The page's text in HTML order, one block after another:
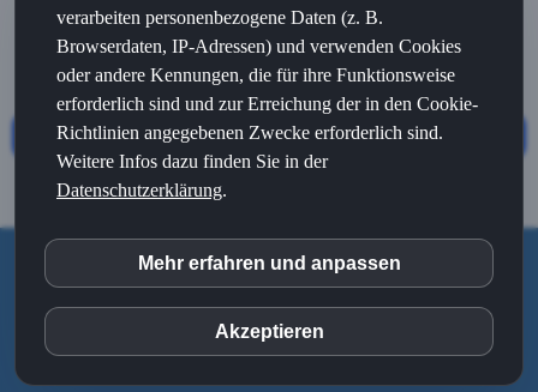
Damit dieser Inhalt funktioniert, ist Ihre Zustimmung
erforderlich!
Datenschutzeinstellungen
© 2023 - 2026
Impressum|Webdesign Dortmund
verarbeiten personenbezogene Daten (z. B.
Browserdaten, IP-Adressen) und verwenden Cookies
oder andere Kennungen, die für ihre Funktionsweise
erforderlich sind und zur Erreichung der in den Cookie-
Richtlinien angegebenen Zwecke erforderlich sind.
Weitere Infos dazu finden Sie in der
Datenschutzerklärung.
inCMS
Matomo (Piwik)
Mehr erfahren und anpassen
Akzeptieren